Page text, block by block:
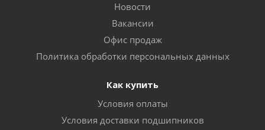
Новости
Вакансии
Офис продаж
Политика обработки персональных данных
Как купить
Условия оплаты
Условия доставки подшипников